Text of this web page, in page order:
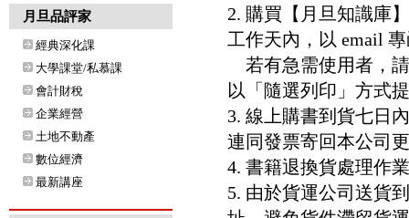
月旦品評家
經典深化課
大學課堂/私慕課
會計財稅
企業經營
土地不動產
數位經濟
最新講座
2. 購買【月旦知識庫
工作天內，以 email
若有急需使用者，請
以「隨選列印」方式
3. 線上購書到貨七日
連同發票寄回本公司
4. 書籍退換貨處理作
5. 由於貨運公司送貨